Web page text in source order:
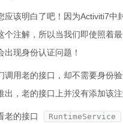
应该明白了吧！因为Activiti7中
个注解，所以当我们即使照着
出现身份认证问题！
调用老的接口，却不需要身份
出，老的接口上并没有添加该
老的接口 RuntimeService